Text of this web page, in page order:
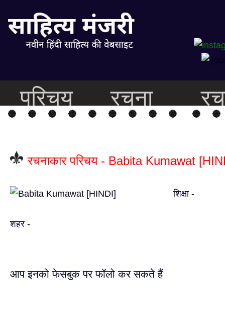
परिचय रचना
रचनाकार परिचय - Babita Kumawat
शिक्षा -
शहर -
आप इनको फेसबुक पर फॉलो कर सकते हैं